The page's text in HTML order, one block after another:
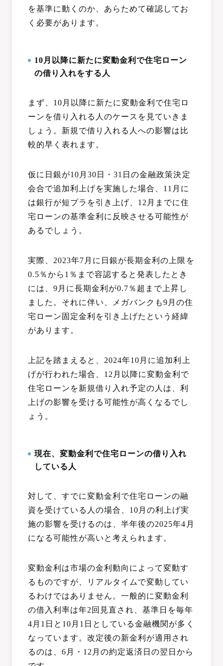
を基準に動くのか、あらためて確認してお
く必要があります。
10月以降に新たに変動金利で住宅ローン
の借り入れをする人
まず、10月以降に新たに変動金利で住宅ロ
ーンを借り入れる人のケースを見ていきま
しょう。新規で借り入れる人への影響は比
較的早く表れます。
仮に日銀が10月30日・31日の金融政策決定
会合で追加利上げを実施した場合、11月に
は銀行が短プラを引き上げ、12月までに住
宅ローンの基準金利に反映させる可能性が
あるでしょう。
実際、2023年7月に日銀が長期金利の上限を
0.5％から1％まで容認すると発表したとき
には、9月に長期金利が0.7％超まで上昇し
ました。それに伴い、メガバンクも9月の住
宅ローン固定金利を引き上げたという経緯
があります。
上記を踏まえると、2024年10月に追加利上
げが行われた場合、12月以降に変動金利で
住宅ローンを新規借り入れ予定の人は、利
上げの影響を受ける可能性が高くなるでし
ょう。
現在、変動金利で住宅ローンの借り入れ
している人
対して、すでに変動金利で住宅ローンの融
資を受けている人の場合、10月の利上げ実
施の影響を受けるのは、半年後の2025年4月
になる可能性が高いと考えられます。
変動金利は市場の金利動向によって変動す
るものですが、リアルタイムで変動してい
るわけではありません。一般的に変動金利
の借入利率は年2回見直され、基準日を毎年
4月1日と10月1日としている金融機関が多く
なっています。改定後の新金利が適用され
るのは、6月・12月の約定返済日の翌日から